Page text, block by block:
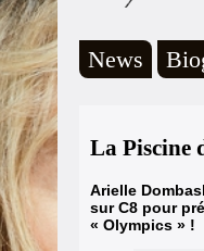
News
La Piscine
Arielle
sur C8 pour
« Olympics » !